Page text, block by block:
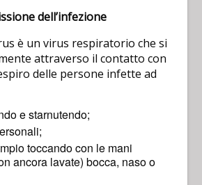
dell’infezione
è un virus respiratorio che si
attraverso il contatto con
delle persone infette ad
e starnutendo;
toccando con le mani
ancora lavate) bocca, naso o